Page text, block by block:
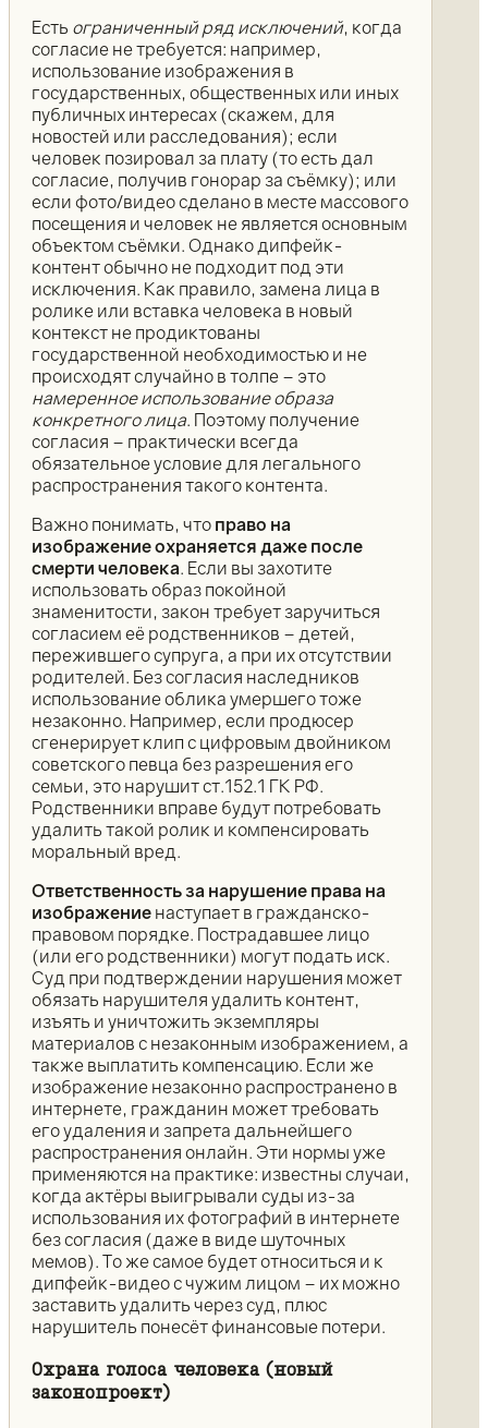
Есть ограниченный ряд исключений, когда
согласие не требуется: например,
использование изображения в
государственных, общественных или иных
публичных интересах (скажем, для
новостей или расследования); если
человек позировал за плату (то есть дал
согласие, получив гонорар за съёмку); или
если фото/видео сделано в месте массового
посещения и человек не является основным
объектом съёмки. Однако дипфейк-
контент обычно не подходит под эти
исключения. Как правило, замена лица в
ролике или вставка человека в новый
контекст не продиктованы
государственной необходимостью и не
происходят случайно в толпе – это
намеренное использование образа
конкретного лица. Поэтому получение
согласия – практически всегда
обязательное условие для легального
распространения такого контента.
Важно понимать, что право на
изображение охраняется даже после
смерти человека. Если вы захотите
использовать образ покойной
знаменитости, закон требует заручиться
согласием её родственников – детей,
пережившего супруга, а при их отсутствии
родителей. Без согласия наследников
использование облика умершего тоже
незаконно. Например, если продюсер
сгенерирует клип с цифровым двойником
советского певца без разрешения его
семьи, это нарушит ст.152.1 ГК РФ.
Родственники вправе будут потребовать
удалить такой ролик и компенсировать
моральный вред.
Ответственность за нарушение права на
изображение наступает в гражданско-
правовом порядке. Пострадавшее лицо
(или его родственники) могут подать иск.
Суд при подтверждении нарушения может
обязать нарушителя удалить контент,
изъять и уничтожить экземпляры
материалов с незаконным изображением, а
также выплатить компенсацию. Если же
изображение незаконно распространено в
интернете, гражданин может требовать
его удаления и запрета дальнейшего
распространения онлайн. Эти нормы уже
применяются на практике: известны случаи,
когда актёры выигрывали суды из-за
использования их фотографий в интернете
без согласия (даже в виде шуточных
мемов). То же самое будет относиться и к
дипфейк-видео с чужим лицом – их можно
заставить удалить через суд, плюс
нарушитель понесёт финансовые потери.
Охрана голоса человека (новый
законопроект)